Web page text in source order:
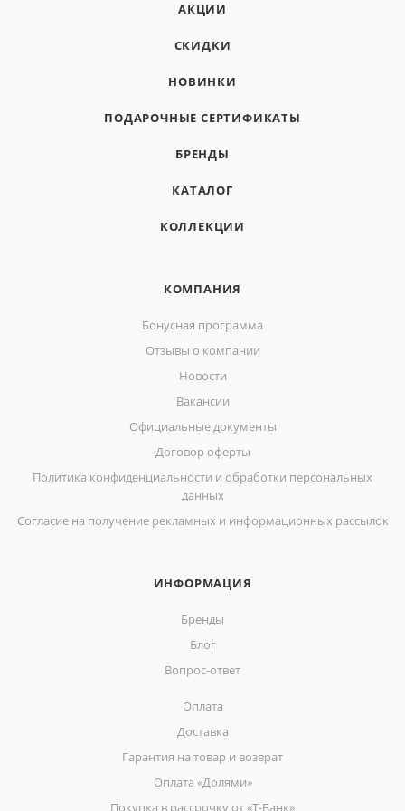
АКЦИИ
СКИДКИ
НОВИНКИ
ПОДАРОЧНЫЕ СЕРТИФИКАТЫ
БРЕНДЫ
КАТАЛОГ
КОЛЛЕКЦИИ
КОМПАНИЯ
Бонусная программа
Отзывы о компании
Новости
Вакансии
Официальные документы
Договор оферты
Политика конфиденциальности и обработки персональных
данных
Согласие на получение рекламных и информационных рассылок
ИНФОРМАЦИЯ
Бренды
Блог
Вопрос-ответ
Оплата
Доставка
Гарантия на товар и возврат
Оплата «Долями»
Покупка в рассрочку от «Т-Банк»